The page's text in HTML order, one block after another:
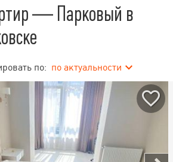
— Парковый в
по: по актуальности